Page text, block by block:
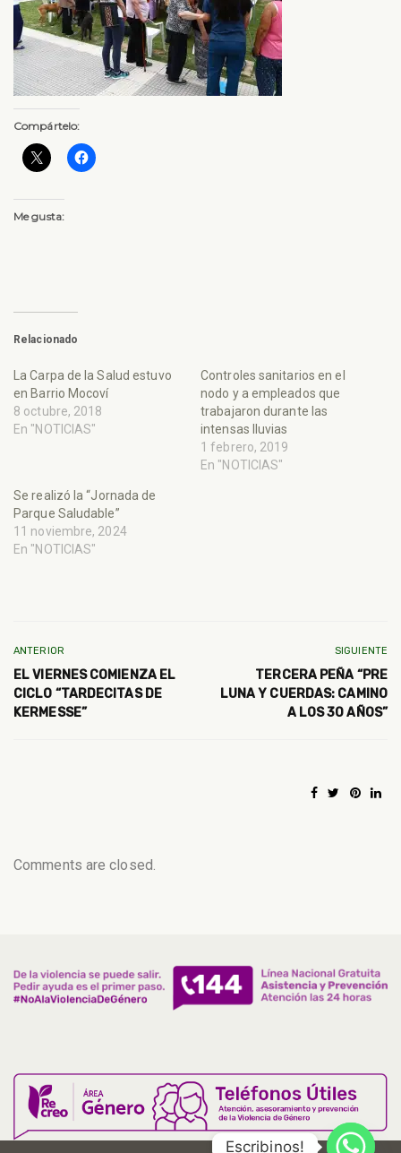
Compártelo:
Me gusta:
Relacionado
La Carpa de la Salud estuvo
en Barrio Mocoví
8 octubre, 2018
En "NOTICIAS"
Controles sanitarios en el
nodo y a empleados que
trabajaron durante las
intensas lluvias
1 febrero, 2019
En "NOTICIAS"
Se realizó la “Jornada de
Parque Saludable”
11 noviembre, 2024
En "NOTICIAS"
ANTERIOR
EL VIERNES COMIENZA EL
CICLO “TARDECITAS DE
KERMESSE”
SIGUIENTE
TERCERA PEÑA “PRE
LUNA Y CUERDAS: CAMINO
A LOS 30 AÑOS”
Comments are closed.
Escribinos!